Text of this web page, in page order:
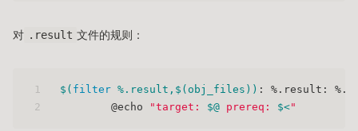
对 .result 文件的规则：
1
2
$( filter %.result, $(obj_files) ) : %.result:
	@echo
"target: $@ prereq: $<"